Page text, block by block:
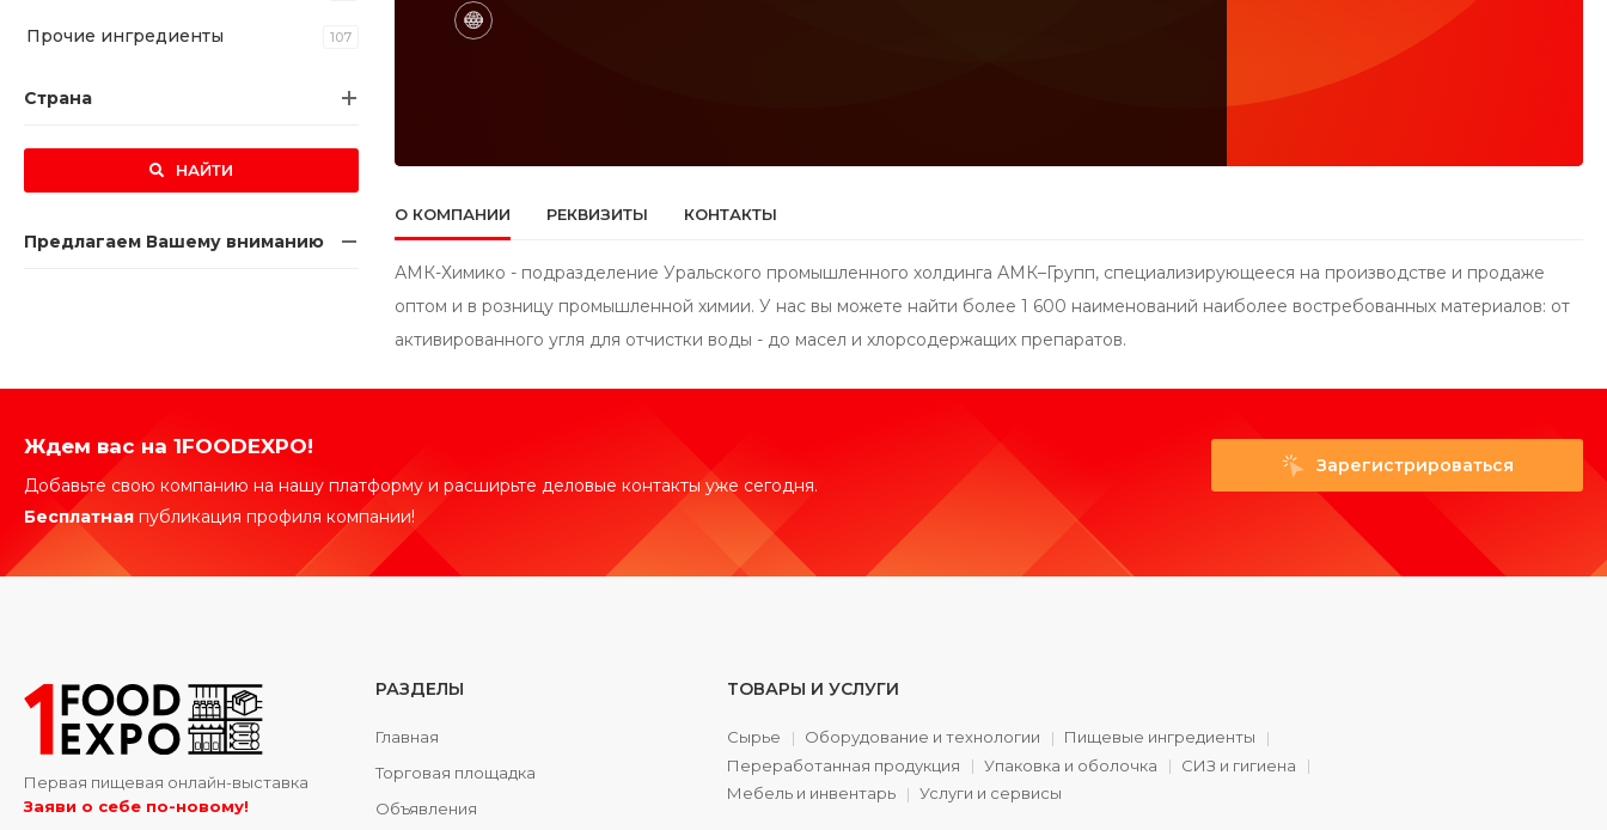
Прочие ингредиенты 107
Страна
НАЙТИ
Предлагаем Вашему вниманию
О КОМПАНИИ РЕКВИЗИТЫ КОНТАКТЫ
АМК-Химико - подразделение Уральского промышленного холдинга АМК–Групп, специализирующееся на производстве и продаже
оптом и в розницу промышленной химии. У нас вы можете найти более 1 600 наименований наиболее востребованных материалов: от
активированного угля для отчистки воды - до масел и хлорсодержащих препаратов.
Ждем вас на 1FOODEXPO!
Добавьте свою компанию на нашу платформу и расширьте деловые контакты уже сегодня.
Бесплатная публикация профиля компании!
Зарегистрироваться
Первая пищевая онлайн-выставка
Заяви о себе по-новому!
РАЗДЕЛЫ
Главная
Торговая площадка
Объявления
ТОВАРЫ И УСЛУГИ
Сырье Оборудование и технологии
Пищевые ингредиенты
Переработанная продукция
Упаковка и оболочка
СИЗ и гигиена
Мебель и инвентарь
Услуги и сервисы